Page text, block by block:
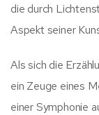
die durch
Aspekt seiner
Als sich die
ein Zeuge eines
einer Symphonie